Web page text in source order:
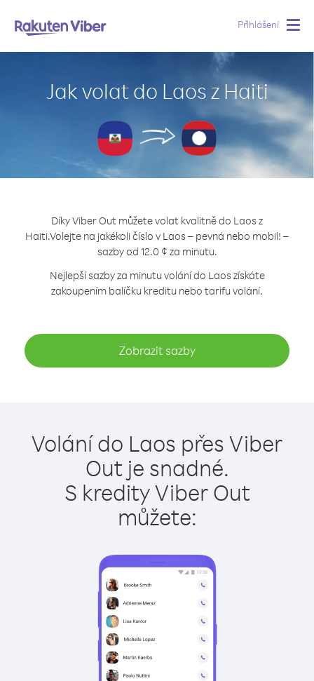
Přihlášení
Jak volat do Laos z Haiti
Díky Viber Out můžete volat kvalitně do Laos z
Haiti.Volejte na jakékoli číslo v Laos – pevná nebo mobil! –
sazby od 12.0 ¢ za minutu.
Nejlepší sazby za minutu volání do Laos získáte
zakoupením balíčku kreditu nebo tarifu volání.
Zobrazit sazby
Volání do Laos přes Viber
Out je snadné.
S kredity Viber Out
můžete: